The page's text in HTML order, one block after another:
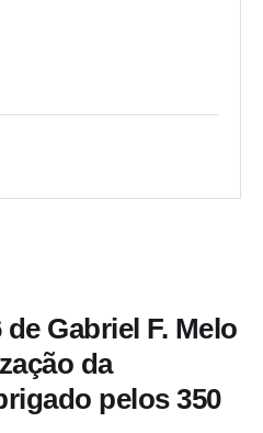
Gabriel F. Melo
da
pelos 350